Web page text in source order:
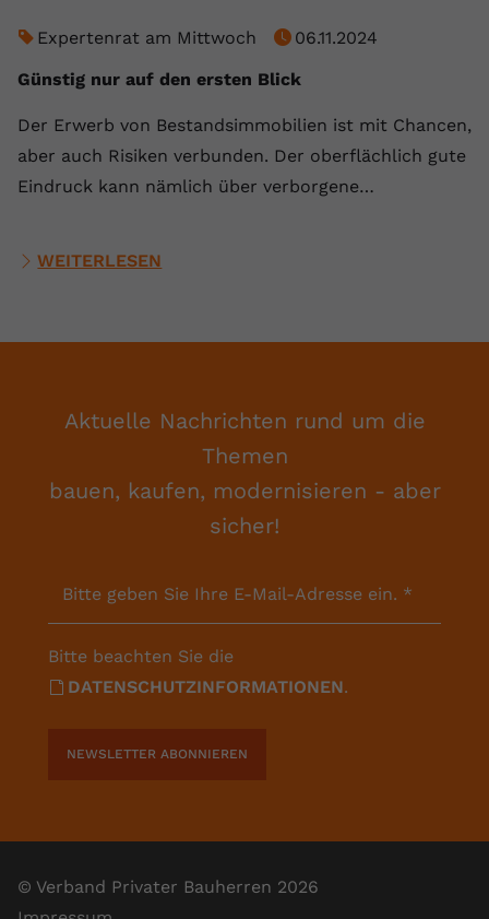
Expertenrat am Mittwoch
06.11.2024
Günstig nur auf den ersten Blick
Der Erwerb von Bestandsimmobilien ist mit Chancen,
aber auch Risiken verbunden. Der oberflächlich gute
Eindruck kann nämlich über verborgene…
WEITERLESEN
Aktuelle Nachrichten rund um die
Themen
bauen, kaufen, modernisieren - aber
sicher!
Bitte geben Sie Ihre E-Mail-Adresse ein. *
Bitte beachten Sie die
DATENSCHUTZINFORMATIONEN.
NEWSLETTER ABONNIEREN
© Verband Privater Bauherren 2026